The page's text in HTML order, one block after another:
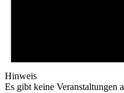
Hinweis
Es gibt keine Veranstaltungen